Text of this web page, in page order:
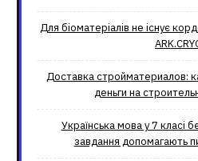
Для біоматеріалів не існує
Доставка стройматериалов:
деньги на
Українська мова у 7 класі
завдання допомагають